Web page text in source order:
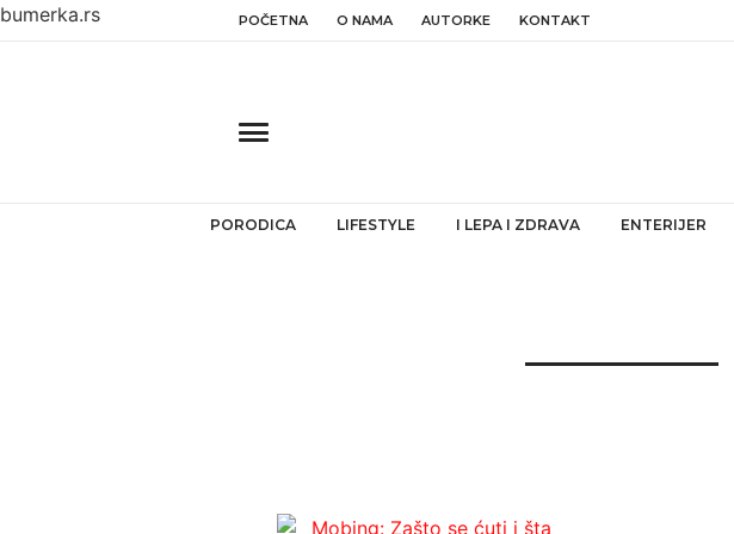
bumerka.rs POČETNA O NAMA AUTORKE KONTAKT
PORODICA LIFESTYLE I LEPA I ZDRAVA ENTERIJER